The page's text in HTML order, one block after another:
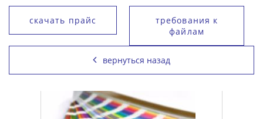
скачать прайс
требования к
файлам
вернуться назад